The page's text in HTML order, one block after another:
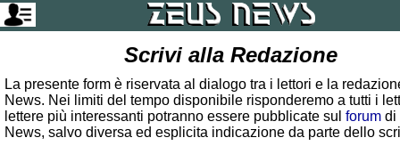
Scrivi alla Redazione
La presente form è riservata al dialogo tra i lettori e la
News. Nei limiti del tempo disponibile risponderemo a tutti i
lettere più interessanti potranno essere pubblicate sul forum di
News, salvo diversa ed esplicita indicazione da parte dello